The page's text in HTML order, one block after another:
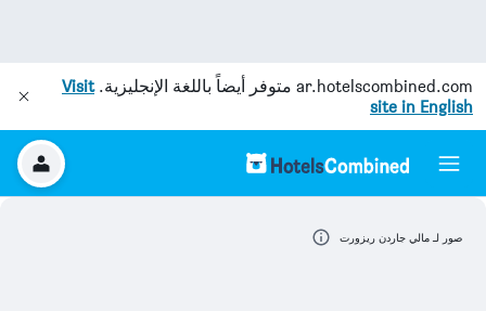
ar.hotelscombined.com متوفر أيضاً باللغة الإنجليزية.Visit
site in English
صور لـ مالي جاردن ريزورت